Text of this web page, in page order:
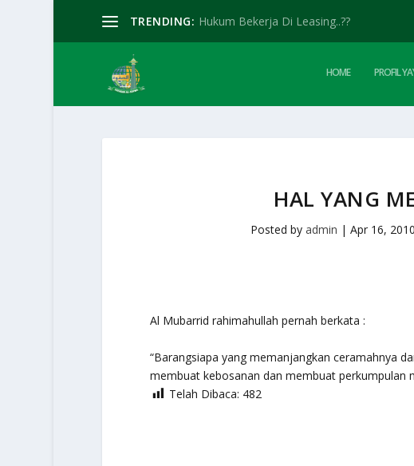
TRENDING: Hukum Bekerja Di Leasing..??
HOME PROFIL
HAL YANG
Posted byadmin |Apr 16, 2010
Al Mubarrid rahimahullah pernah berkata :
“Barangsiapa yang memanjangkan ceramahnya
membuat kebosanan dan membuat perkumpulan
Telah Dibaca: 482